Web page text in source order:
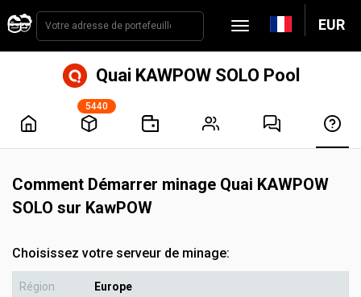
EUR
Quai KAWPOW SOLO Pool
5440
Comment Démarrer minage Quai KAWPOW
SOLO sur KawPOW
Choisissez votre serveur de minage:
Région Europe